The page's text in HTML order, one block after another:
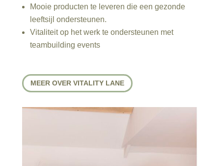
Mooie producten te leveren die een gezonde
leeftsijl ondersteunen.
Vitaliteit op het werk te ondersteunen met
teambuilding events
MEER OVER VITALITY LANE